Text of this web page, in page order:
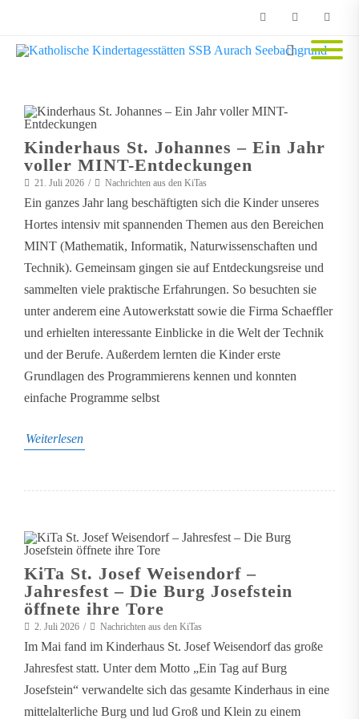
Phone FacebookEmail
Kinderhaus St. Johannes – Ein Jahr
voller MINT-Entdeckungen
21. Juli 2026 Nachrichten aus den KiTas
Ein ganzes Jahr lang beschäftigten sich die Kinder unseres
Hortes intensiv mit spannenden Themen aus den Bereichen
MINT (Mathematik, Informatik, Naturwissenschaften und
Technik). Gemeinsam gingen sie auf Entdeckungsreise und
sammelten viele praktische Erfahrungen. So besuchten sie
unter anderem eine Autowerkstatt sowie die Firma Schaeffler
und erhielten interessante Einblicke in die Welt der Technik
und der Berufe. Außerdem lernten die Kinder erste
Grundlagen des Programmierens kennen und konnten
einfache Programme selbst
Weiterlesen
KiTa St. Josef Weisendorf –
Jahresfest – Die Burg Josefstein
öffnete ihre Tore
2. Juli 2026 Nachrichten aus den KiTas
Im Mai fand im Kinderhaus St. Josef Weisendorf das große
Jahresfest statt. Unter dem Motto „Ein Tag auf Burg
Josefstein“ verwandelte sich das gesamte Kinderhaus in eine
mittelalterliche Burg und lud Groß und Klein zu einem